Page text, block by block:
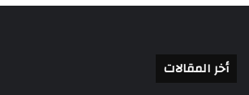
أخر المقالات